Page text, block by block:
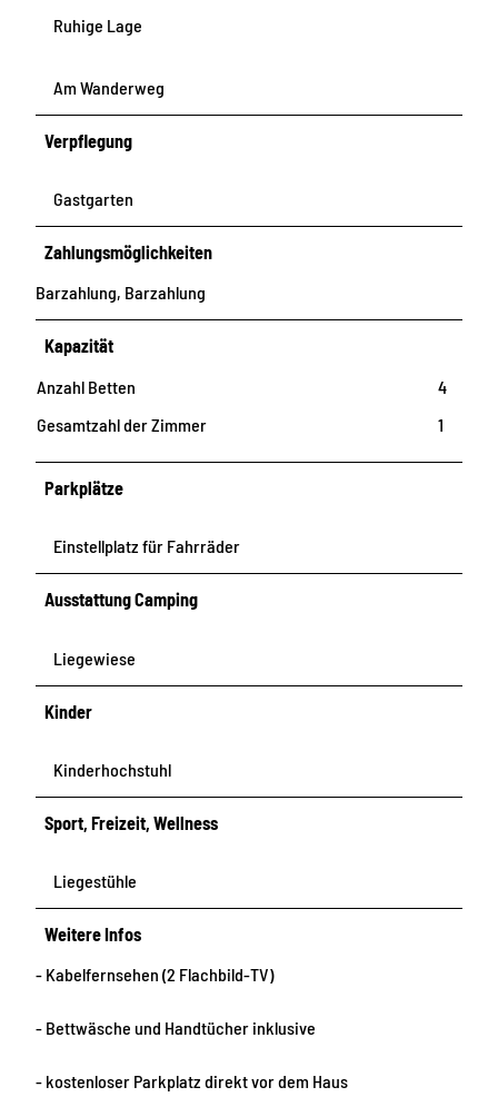
Ruhige Lage
Am Wanderweg
Verpflegung
Gastgarten
Zahlungsmöglichkeiten
Barzahlung, Barzahlung
Kapazität
Anzahl Betten
4
Gesamtzahl der Zimmer
1
Parkplätze
Einstellplatz für Fahrräder
Ausstattung Camping
Liegewiese
Kinder
Kinderhochstuhl
Sport, Freizeit, Wellness
Liegestühle
Weitere Infos
- Kabelfernsehen (2 Flachbild-TV)
- Bettwäsche und Handtücher inklusive
- kostenloser Parkplatz direkt vor dem Haus